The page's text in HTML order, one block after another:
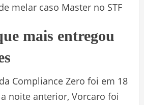
melar caso Master no STF
mais entregou
Compliance Zero foi em 18
noite anterior, Vorcaro foi